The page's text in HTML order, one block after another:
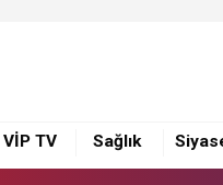
VİP TV Sağlık
168 adet süt sağım makinesi
Uzmanlardan Türkiye için